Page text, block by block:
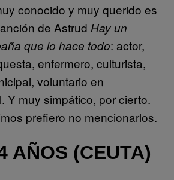
conocido y muy querido es
de Astrud Hay un
que lo hace todo: actor,
enfermero, culturista,
voluntario en
Y muy simpático, por cierto.
prefiero no mencionarlos.
AÑOS (CEUTA)